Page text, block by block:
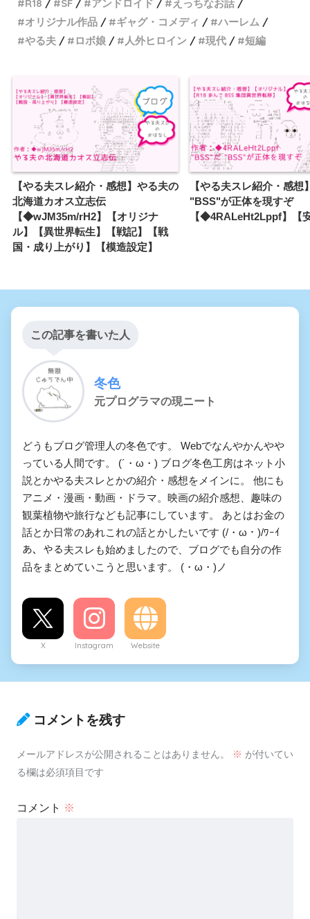
森の魔女と、その弟子と
明日が要らない貴方の為に
白饅頭と河童の海流れ
VRゲームからログアウト出来
なくなった
やる夫、転生して悪徳領主や
るってよ
銭湯に行ったらロリが番頭し
てたので『仲良く』したお話
界の授業風景
錬金術師ライネスとオーク助
手のやる夫
やる夫は強化人間の主になる
ようです
勇者と聖女
テンプレ異世界転移ものにな
っていれば良いなというお話
異世界帰還系勇者やる夫
合法ロリママとイク孕ませボ
テックスしないと出られない
部屋
修学旅行中に女子部屋で一晩
適当にダイスを振りたいだけ
R18 SF アンドロイド
えっちなお話
オリジナル作品
ギャグ・コメディ
ハーレム
やる夫
ロボ娘 人外ヒロイン 現代 短編
【やる夫スレ紹介・感想】やる夫の
北海道カオス立志伝
【◆wJM35m/rH2】【オリジナ
ル】【異世界転生】【戦記】【戦
国・成り上がり】【模造設定】
【やる夫スレ紹介・感
"BSS"が正体を現すぞ
【◆4RALeHt2Lppf】【
この記事を書いた人
冬色
元プログラマの現ニート
どうもブログ管理人の冬色です。 Webでなんやかんやや
っている人間です。 (´・ω・) ブログ冬色工房はネット小
説とかやる夫スレとかの紹介・感想をメインに。 他にも
アニメ・漫画・動画・ドラマ。映画の紹介感想、趣味の
観葉植物や旅行なども記事にしています。 あとはお金の
話とか日常のあれこれの話とかしたいです (/・ω・)/ﾜｰｲ
あ、やる夫スレも始めましたので、ブログでも自分の作
品をまとめていこうと思います。 (・ω・)ノ
X Instagram Website
コメントを残す
メールアドレスが公開されることはありません。 ※ が付いてい
る欄は必須項目です
コメント ※